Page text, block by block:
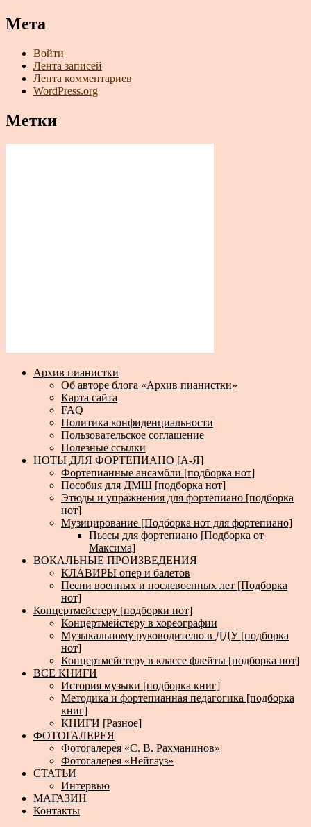
Мета
Войти
Лента записей
Лента комментариев
WordPress.org
Метки
Архив пианистки
Об авторе блога «Архив пианистки»
Карта сайта
FAQ
Политика конфиденциальности
Пользовательское соглашение
Полезные ссылки
НОТЫ ДЛЯ ФОРТЕПИАНО [А-Я]
Фортепианные ансамбли [подборка нот]
Пособия для ДМШ [подборка нот]
Этюды и упражнения для фортепиано [подборка
нот]
Музицирование [Подборка нот для фортепиано]
Пьесы для фортепиано [Подборка от
Максима]
ВОКАЛЬНЫЕ ПРОИЗВЕДЕНИЯ
КЛАВИРЫ опер и балетов
Песни военных и послевоенных лет [Подборка
нот]
Концертмейстеру [подборки нот]
Концертмейстеру в хореографии
Музыкальному руководителю в ДДУ [подборка
нот]
Концертмейстеру в классе флейты [подборка нот]
ВСЕ КНИГИ
История музыки [подборка книг]
Методика и фортепианная педагогика [подборка
книг]
КНИГИ [Разное]
ФОТОГАЛЕРЕЯ
Фотогалерея «С. В. Рахманинов»
Фотогалерея «Нейгауз»
СТАТЬИ
Интервью
МАГАЗИН
Контакты